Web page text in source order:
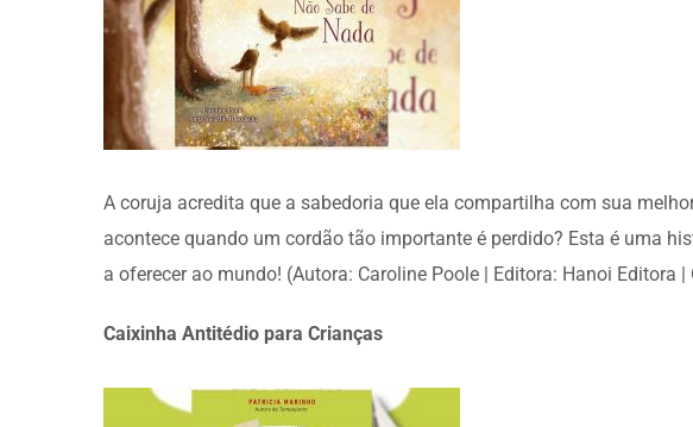
A coruja acredita que a sabedoria que ela compartilha com sua
acontece quando um cordão tão importante é perdido? Esta é uma
a oferecer ao mundo! (Autora: Caroline Poole | Editora: Hanoi Editora |
Caixinha Antitédio para Crianças